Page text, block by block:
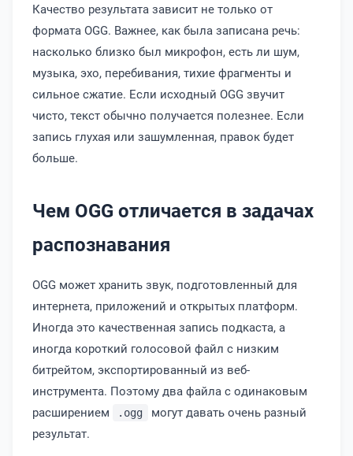
Качество результата зависит не только от
формата OGG. Важнее, как была записана речь:
насколько близко был микрофон, есть ли шум,
музыка, эхо, перебивания, тихие фрагменты и
сильное сжатие. Если исходный OGG звучит
чисто, текст обычно получается полезнее. Если
запись глухая или зашумленная, правок будет
больше.
Чем OGG отличается в задачах
распознавания
OGG может хранить звук, подготовленный для
интернета, приложений и открытых платформ.
Иногда это качественная запись подкаста, а
иногда короткий голосовой файл с низким
битрейтом, экспортированный из веб-
инструмента. Поэтому два файла с одинаковым
расширением
.ogg
могут давать очень разный
результат.